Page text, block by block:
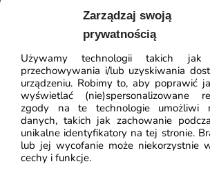
Zarządzaj swoją
prywatnością
Używamy technologii takich
przechowywania i/lub uzyskiwania
urządzeniu. Robimy to, aby poprawić
wyświetlać (nie)spersonalizowane
zgody na te technologie umożliwi
danych, takich jak zachowanie
unikalne identyfikatory na tej stronie.
lub jej wycofanie może niekorzystnie
cechy i funkcje.
Dlaczego warto wybrać tę fototapetę
Oryginalny design, który przyciąga
charakteru wnętrzu.
Wysoka jakość materiałów
łatwość w utrzymaniu.
Możliwość personalizacji wymiarów, co
idealne dopasowanie do Twojej ściany.
Prosty montaż, dzięki któremu szybko
64.51zł
Najniższa cena z 30 dni:41.93zł
ZOBACZ WSZYSTKIE
Najczęściej zadawane
Pomagamy i doradzamy przy każdym